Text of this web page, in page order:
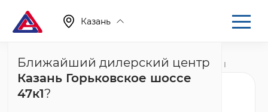
Казань
Ближайший дилерский центр
Казань Горьковское шоссе
47к1?
Главная Каталог Новые автомобили Tiggo 7L, I
Chery Tiggo 7L Ультра